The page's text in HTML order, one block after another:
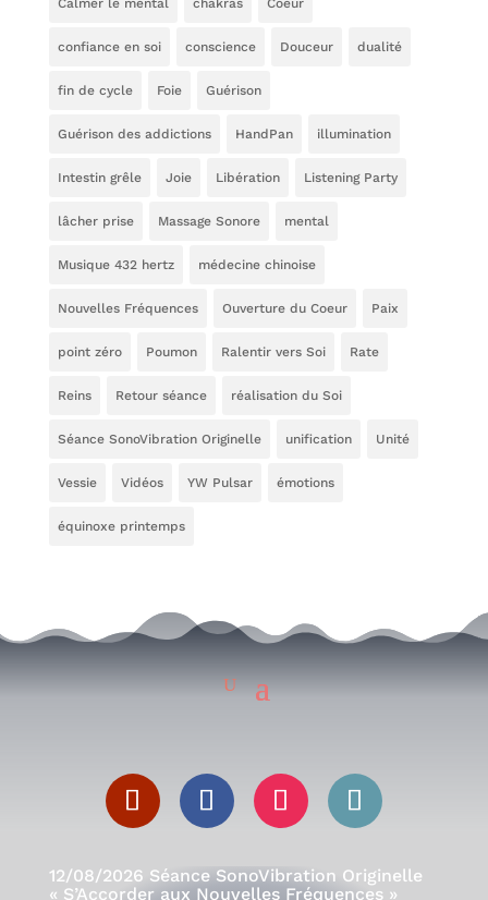
confiance en soi conscience Douceur dualité
fin de cycle Foie Guérison
Guérison des addictions HandPan illumination
Intestin grêle Joie Libération Listening Party
lâcher prise Massage Sonore mental
Musique 432 hertz médecine chinoise
Nouvelles Fréquences Ouverture du Coeur Paix
point zéro Poumon Ralentir vers Soi Rate
Reins Retour séance réalisation du Soi
Séance SonoVibration Originelle unification Unité
Vessie Vidéos YW Pulsar émotions
équinoxe printemps
12/08/2026 Séance SonoVibration Originelle
« S’Accorder aux Nouvelles Fréquences »